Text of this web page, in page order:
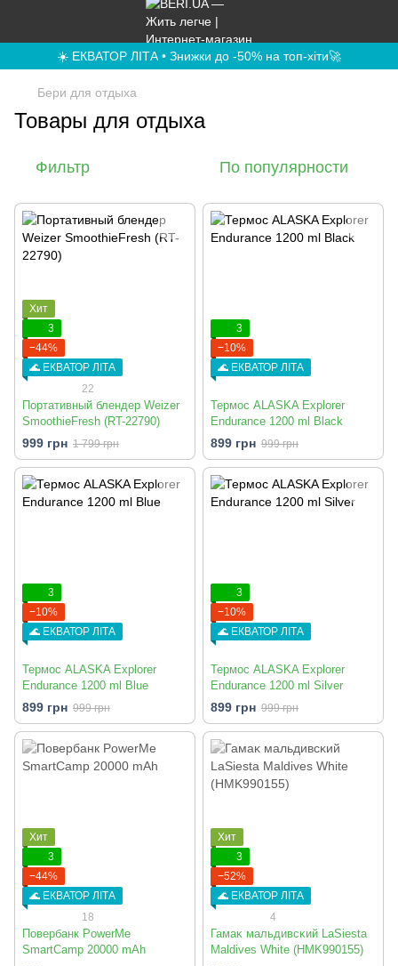
☀️ ЕКВАТОР ЛІТА • Знижки до -50% на топ-хіти🚀
Бери для отдыха
Товары для отдыха
Фильтр По популярности
Хит
3
−44%
🌊 ЕКВАТОР ЛІТА
22
Портативный блендер Weizer
SmoothieFresh (RT-22790)
999 грн 1 799 грн
3
−10%
🌊 ЕКВАТОР ЛІТА
Термос ALASKA Explorer
Endurance 1200 ml Black
899 грн 999 грн
3
−10%
🌊 ЕКВАТОР ЛІТА
Термос ALASKA Explorer
Endurance 1200 ml Blue
899 грн 999 грн
3
−10%
🌊 ЕКВАТОР ЛІТА
Термос ALASKA Explorer
Endurance 1200 ml Silver
899 грн 999 грн
Хит
3
−44%
🌊 ЕКВАТОР ЛІТА
18
Повербанк PowerMe
SmartCamp 20000 mAh
Хит
3
−52%
🌊 ЕКВАТОР ЛІТА
4
Гамаĸ мальдивсĸий LaSiesta
Maldives White (HMK990155)